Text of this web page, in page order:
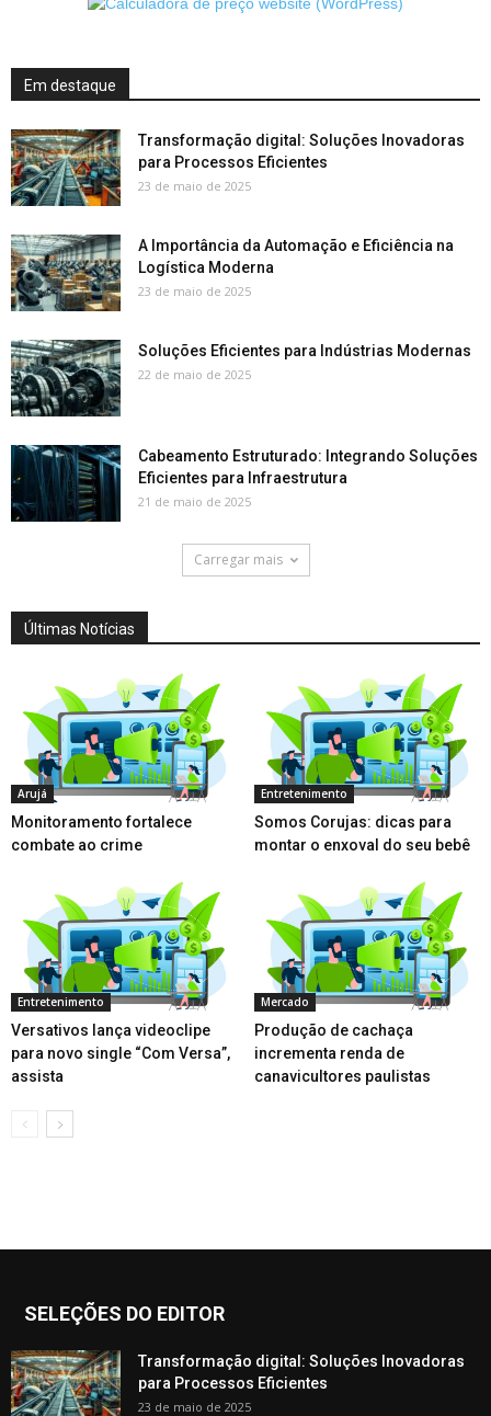
Em destaque
Transformação digital: Soluções Inovadoras
para Processos Eficientes
23 de maio de 2025
A Importância da Automação e Eficiência na
Logística Moderna
23 de maio de 2025
Soluções Eficientes para Indústrias Modernas
22 de maio de 2025
Cabeamento Estruturado: Integrando Soluções
Eficientes para Infraestrutura
21 de maio de 2025
Carregar mais
Últimas Notícias
Arujá
Monitoramento fortalece
combate ao crime
Entretenimento
Somos Corujas: dicas para
montar o enxoval do seu bebê
Entretenimento
Versativos lança videoclipe
para novo single “Com Versa”,
assista
Mercado
Produção de cachaça
incrementa renda de
canavicultores paulistas
SELEÇÕES DO EDITOR
Transformação digital: Soluções Inovadoras
para Processos Eficientes
23 de maio de 2025